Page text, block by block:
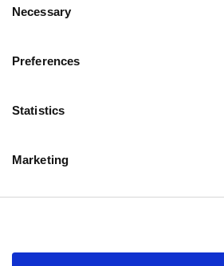
Selection
Necessary
Preferences
Statistics
Marketing
KUNDTJÄNST
INFO@BOZITA.SE
BOZITA
PARTNER IN PET FOOD